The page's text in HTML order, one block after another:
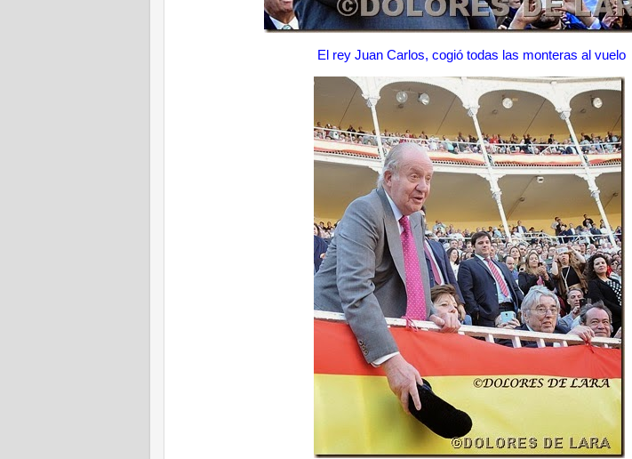
El rey Juan Carlos, cogió todas las monteras al vuelo